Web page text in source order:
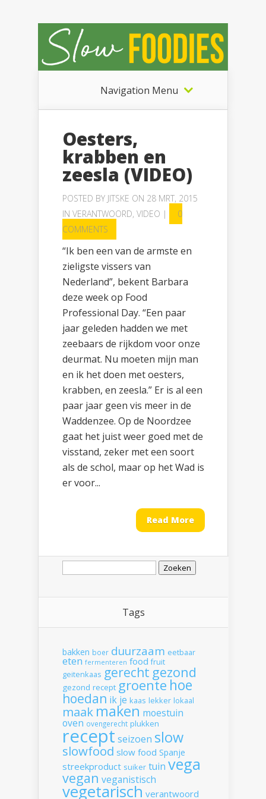
Navigation Menu
Oesters,
krabben en
zeesla (VIDEO)
POSTED BY JITSKE ON 28 MRT, 2015
IN VERANTWOORD, VIDEO |
0
COMMENTS
“Ik ben een van de armste en
zieligste vissers van
Nederland”, bekent Barbara
deze week op Food
Professional Day. “Een paar
jaar geleden hadden we met
zeebaars de rijkdom voor onze
deurmat. Nu moeten mijn man
en ik het doen met oesters,
krabben, en zeesla.” Er is al een
paar jaar geen vis meer in de
Waddenzee. Op de Noordzee
gaat het juist weer goed met de
visstand, zeker met een soort
als de schol, maar op het Wad is
er voor...
Read More
Zoeken
Tags
bakken boer duurzaam eetbaar
eten fermenteren food fruit
geitenkaas gerecht gezond
gezond recept groente hoe
hoedan ik je kaas lekker lokaal
maak maken moestuin
oven ovengerecht plukken
recept seizoen slow
slowfood slow food Spanje
streekproduct suiker tuin vega
vegan veganistisch
vegetarisch verantwoord